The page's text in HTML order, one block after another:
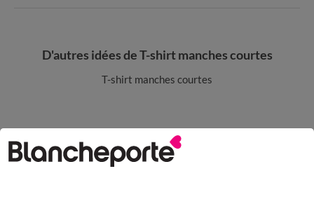
D'autres idées de T-shirt manches courtes
T-shirt manches courtes
Paiement 100% sécurisé
Payez plus tard ou en plusieurs fois